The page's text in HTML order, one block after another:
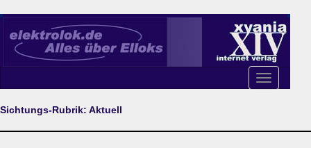
Toggle
navigation
Sichtungs-Rubrik: Aktuell